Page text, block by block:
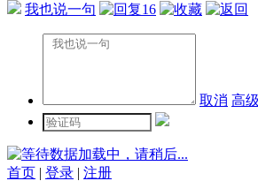
我也说一句 16
取消 高级
数据加载中，请稍后...
首页 | 登录 | 注册